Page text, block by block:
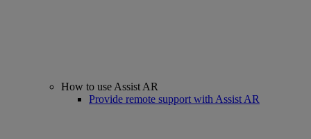
How to use Assist AR
Provide remote support with Assist AR